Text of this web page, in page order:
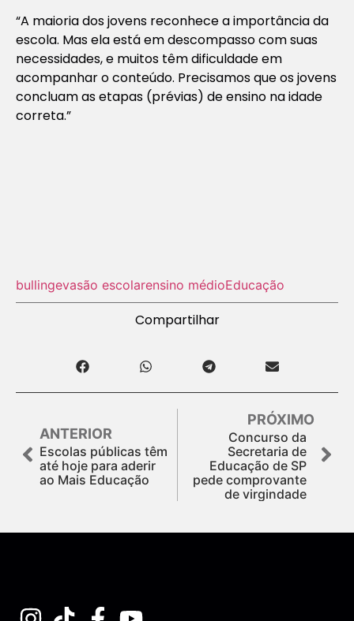
“A maioria dos jovens reconhece a importância da
escola. Mas ela está em descompasso com suas
necessidades, e muitos têm dificuldade em
acompanhar o conteúdo. Precisamos que os jovens
concluam as etapas (prévias) de ensino na idade
correta.”
bullingevasão escolarensino médioEducação
Compartilhar
ANTERIOR
Escolas públicas têm
até hoje para aderir
ao Mais Educação
PRÓXIMO
Concurso da
Secretaria de
Educação de SP
pede comprovante
de virgindade